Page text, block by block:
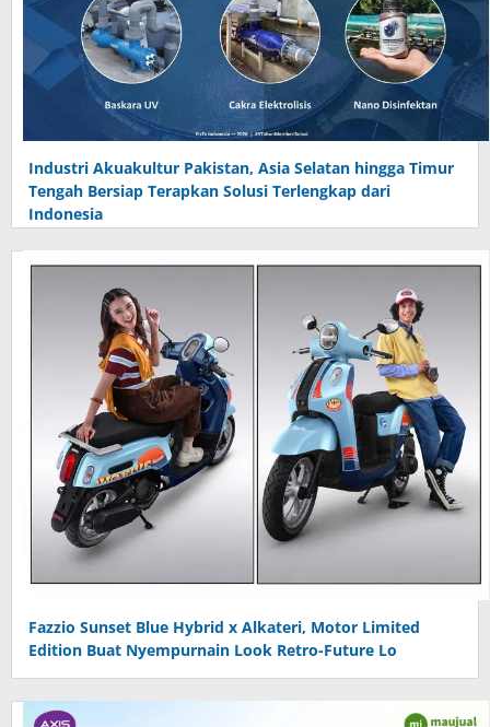
Industri Akuakultur Pakistan, Asia Selatan hingga Timur
Tengah Bersiap Terapkan Solusi Terlengkap dari
Indonesia
Fazzio Sunset Blue Hybrid x Alkateri, Motor Limited
Edition Buat Nyempurnain Look Retro-Future Lo